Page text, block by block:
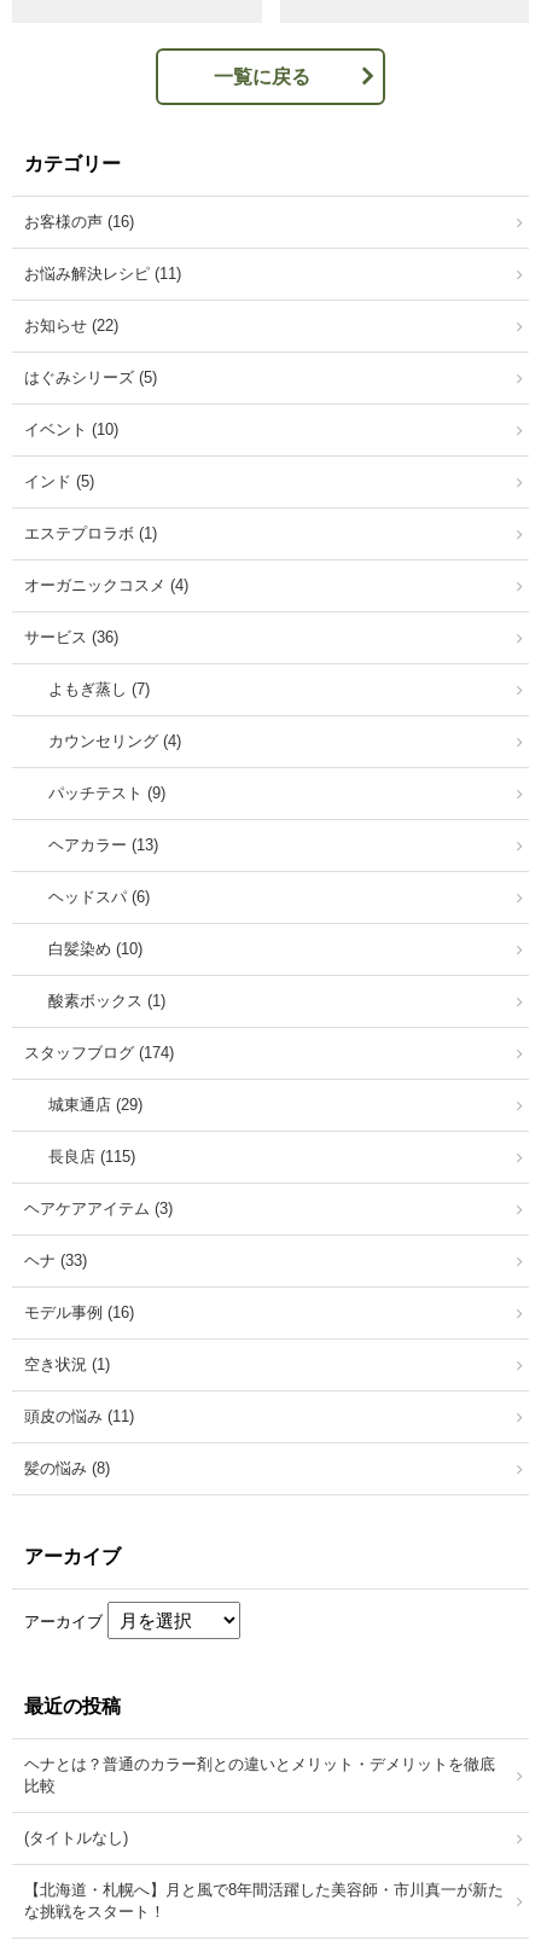
一覧に戻る
カテゴリー
お客様の声 (16)
お悩み解決レシピ (11)
お知らせ (22)
はぐみシリーズ (5)
イベント (10)
インド (5)
エステプロラボ (1)
オーガニックコスメ (4)
サービス (36)
よもぎ蒸し (7)
カウンセリング (4)
パッチテスト (9)
ヘアカラー (13)
ヘッドスパ (6)
白髪染め (10)
酸素ボックス (1)
スタッフブログ (174)
城東通店 (29)
長良店 (115)
ヘアケアアイテム (3)
ヘナ (33)
モデル事例 (16)
空き状況 (1)
頭皮の悩み (11)
髪の悩み (8)
アーカイブ
アーカイブ
最近の投稿
ヘナとは？普通のカラー剤との違いとメリット・デメリットを徹底
比較
(タイトルなし)
【北海道・札幌へ】月と風で8年間活躍した美容師・市川真一が新た
な挑戦をスタート！